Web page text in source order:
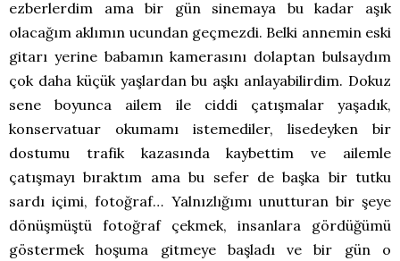
ezberlerdim ama bir gün sinemaya bu kadar aşık
olacağım aklımın ucundan geçmezdi. Belki annemin eski
gitarı yerine babamın kamerasını dolaptan bulsaydım
çok daha küçük yaşlardan bu aşkı anlayabilirdim. Dokuz
sene boyunca ailem ile ciddi çatışmalar yaşadık,
konservatuar okumamı istemediler, lisedeyken bir
dostumu trafik kazasında kaybettim ve ailemle
çatışmayı bıraktım ama bu sefer de başka bir tutku
sardı içimi, fotoğraf… Yalnızlığımı unutturan bir şeye
dönüşmüştü fotoğraf çekmek, insanlara gördüğümü
göstermek hoşuma gitmeye başladı ve bir gün o